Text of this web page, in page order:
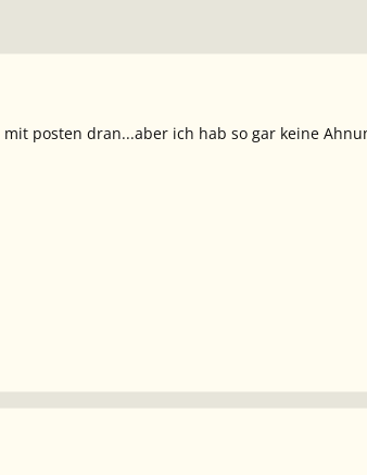
posten dran...aber ich hab so gar keine